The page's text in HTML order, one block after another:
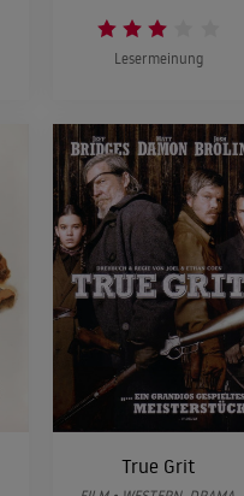
Lesermeinung
True Grit